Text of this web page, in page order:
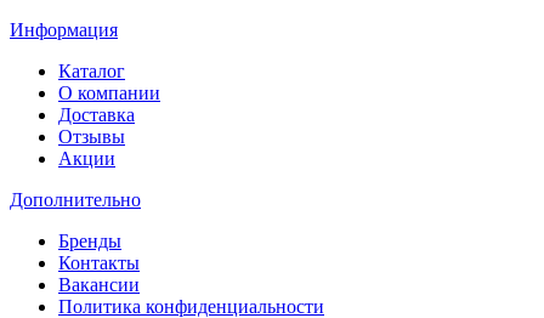
Информация
Каталог
О компании
Доставка
Отзывы
Акции
Дополнительно
Бренды
Контакты
Вакансии
Политика конфиденциальности